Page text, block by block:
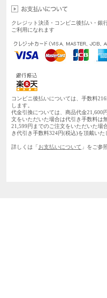
クレジット決済・コンビニ後払い・銀
ご利用になれます
コンビニ後払いについては、手数料
します。
代金引換については、商品代金21,600
文をいただいた場合は代引き手数料は
21,599円までのご注文をいただいた場
き代引き手数料324円(税込)を頂戴いた
詳しくは「お支払いについて 」をご参